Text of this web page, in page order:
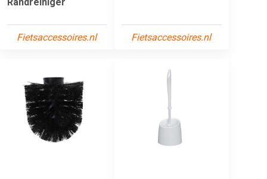
Fietsaccessoires.nl Fietsaccessoires.nl